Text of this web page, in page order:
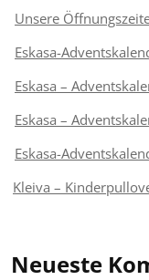
Unsere
Eskasa-
Eskasa –
Eskasa –
Eskasa-
Kleiva –
Neueste